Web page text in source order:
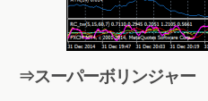
⇒スーパーボリンジャー